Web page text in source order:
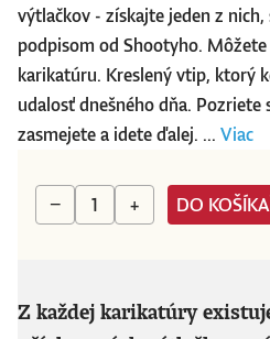
výtlačkov - získajte jeden z
podpisom od Shootyho.
karikatúru. Kreslený vtip, ktorý
udalosť dnešného dňa. Pozriete
zasmejete a idete ďalej. ... Viac
− + DO KOŠÍKA
Z každej karikatúry